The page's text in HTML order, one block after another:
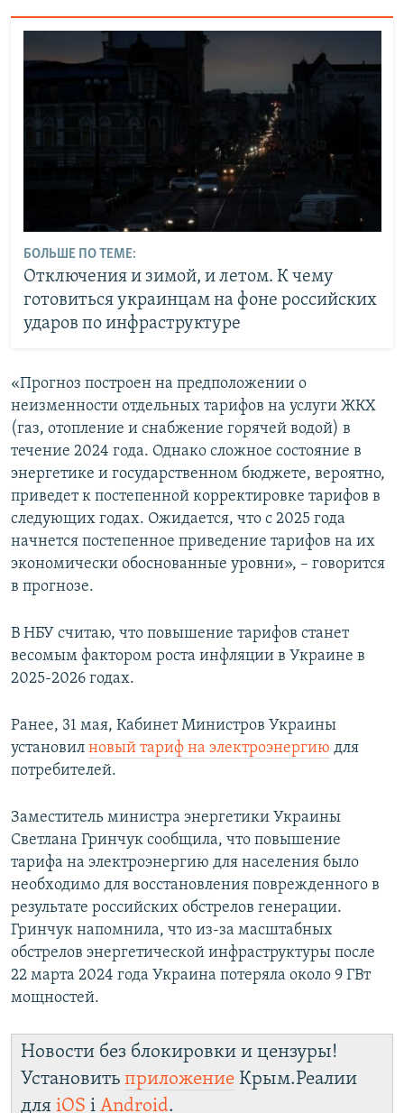
БОЛЬШЕ ПО ТЕМЕ:
Отключения и зимой, и летом. К чему
готовиться украинцам на фоне российских
ударов по инфраструктуре
«Прогноз построен на предположении о
неизменности отдельных тарифов на услуги ЖКХ
(газ, отопление и снабжение горячей водой) в
течение 2024 года. Однако сложное состояние в
энергетике и государственном бюджете, вероятно,
приведет к постепенной корректировке тарифов в
следующих годах. Ожидается, что с 2025 года
начнется постепенное приведение тарифов на их
экономически обоснованные уровни», – говорится
в прогнозе.
В НБУ считаю, что повышение тарифов станет
весомым фактором роста инфляции в Украине в
2025-2026 годах.
Ранее, 31 мая, Кабинет Министров Украины
установил новый тариф на электроэнергию для
потребителей.
Заместитель министра энергетики Украины
Светлана Гринчук сообщила, что повышение
тарифа на электроэнергию для населения было
необходимо для восстановления поврежденного в
результате российских обстрелов генерации.
Гринчук напомнила, что из-за масштабных
обстрелов энергетической инфраструктуры после
22 марта 2024 года Украина потеряла около 9 ГВт
мощностей.
Новости без блокировки и цензуры!
Установить приложение Крым.Реалии
для iOS і Android.